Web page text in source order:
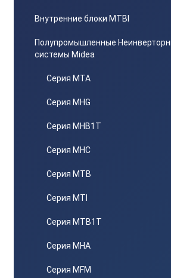
Внутренние блоки MTBI
Полупромышленные
системы Midea
Серия MTA
Серия MHG
Серия MHB1T
Серия MHC
Серия MTB
Серия MTI
Серия MTB1T
Серия MHA
Серия MFM